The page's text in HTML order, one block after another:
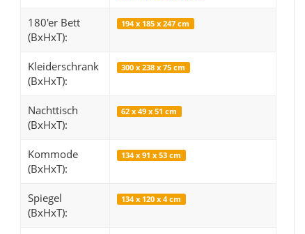
180'er Bett
(BxHxT):
194 x 185 x 247 cm
Kleiderschrank
(BxHxT):
300 x 238 x 75 cm
Nachttisch
(BxHxT):
62 x 49 x 51 cm
Kommode
(BxHxT):
134 x 91 x 53 cm
Spiegel
(BxHxT):
134 x 120 x 4 cm
Snop
ab249,99 €*